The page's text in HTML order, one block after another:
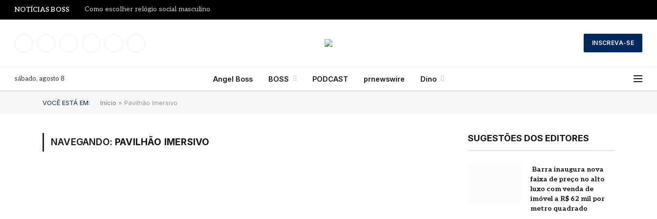
NOTÍCIAS BOSS Como escolher relógio social masculino
INSCREVA-SE
sábado, agosto 8 Angel Boss BOSS PODCAST prnewswire Dino
VOCÊ ESTÁ EM: Início » Pavilhão Imersivo
NAVEGANDO: PAVILHÃO IMERSIVO SUGESTÕES DOS EDITORES
Barra inaugura nova
faixa de preço no alto
luxo com venda de
imóvel a R$ 62 mil por
metro quadrado